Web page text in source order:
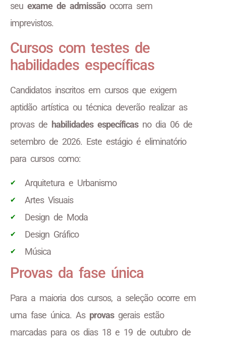
seu exame de admissãoocorra sem
imprevistos.
Cursos com testes de
habilidades específicas
Candidatos inscritos em cursos que exigem
aptidão artística ou técnica deverão realizar as
provas de habilidades específicasno dia 06 de
setembro de 2026. Este estágio é eliminatório
para cursos como:
Arquitetura e Urbanismo
Artes Visuais
Design de Moda
Design Gráfico
Música
Provas da fase única
Para a maioria dos cursos, a seleção ocorre em
uma fase única. As provasgerais estão
marcadas para os dias 18 e 19 de outubro de